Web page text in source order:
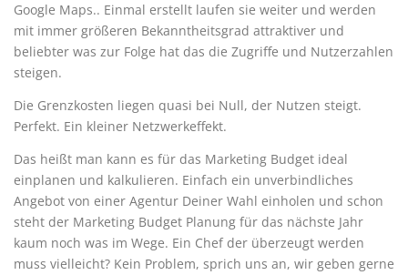
Google Maps.. Einmal erstellt laufen sie weiter und werden
mit immer größeren Bekanntheitsgrad attraktiver und
beliebter was zur Folge hat das die Zugriffe und Nutzerzahlen
steigen.
Die Grenzkosten liegen quasi bei Null, der Nutzen steigt.
Perfekt. Ein kleiner Netzwerkeffekt.
Das heißt man kann es für das Marketing Budget ideal
einplanen und kalkulieren. Einfach ein unverbindliches
Angebot von einer Agentur Deiner Wahl einholen und schon
steht der Marketing Budget Planung für das nächste Jahr
kaum noch was im Wege. Ein Chef der überzeugt werden
muss vielleicht? Kein Problem, sprich uns an, wir geben gerne